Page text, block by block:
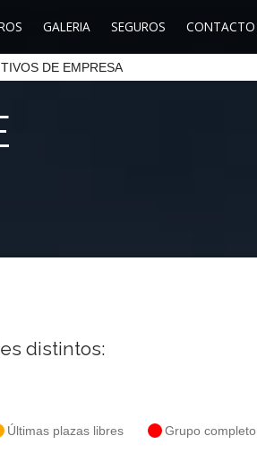
GALERIA SEGUROS CONTACTO
DE EMPRESA
distintos:
Últimas plazas libres Grupo completo